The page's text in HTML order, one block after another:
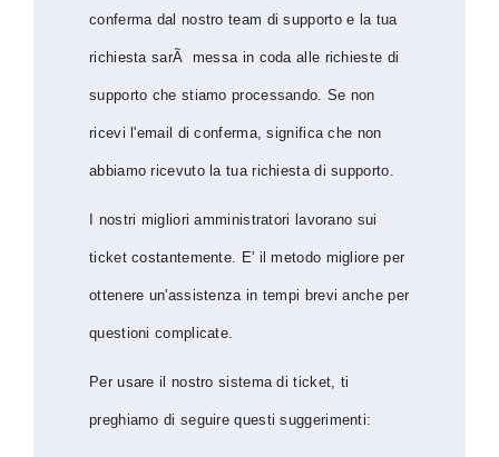
conferma dal nostro team di supporto e la tua
richiesta sarÃ messa in coda alle richieste di
supporto che stiamo processando. Se non
ricevi l'email di conferma, significa che non
abbiamo ricevuto la tua richiesta di supporto.
I nostri migliori amministratori lavorano sui
ticket costantemente. E' il metodo migliore per
ottenere un'assistenza in tempi brevi anche per
questioni complicate.
Per usare il nostro sistema di ticket, ti
preghiamo di seguire questi suggerimenti: